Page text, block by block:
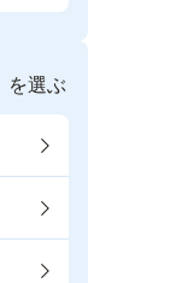
を選ぶ